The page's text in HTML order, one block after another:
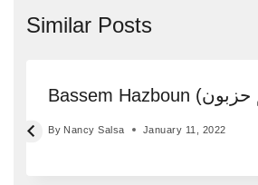
Similar Posts
By Nancy Salsa January 11, 2022